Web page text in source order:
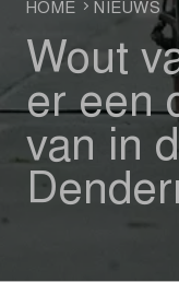
HOME NIEUWS
Wout
er een
van in